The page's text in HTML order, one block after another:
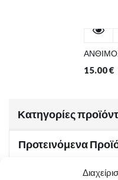
15.00€
Κατηγορίες
Προτεινόμενα